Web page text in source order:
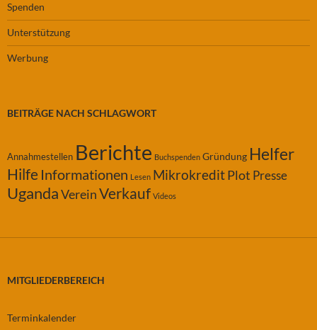
Spenden
Unterstützung
Werbung
BEITRÄGE NACH SCHLAGWORT
Annahmestellen Berichte Buchspenden Gründung Helfer
Hilfe Informationen Lesen MikrokreditPlot Presse
UgandaVereinVerkauf Videos
MITGLIEDERBEREICH
Terminkalender